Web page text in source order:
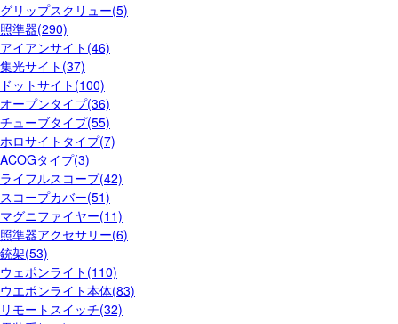
グリップスクリュー(5)
照準器(290)
アイアンサイト(46)
集光サイト(37)
ドットサイト(100)
オープンタイプ(36)
チューブタイプ(55)
ホロサイトタイプ(7)
ACOGタイプ(3)
ライフルスコープ(42)
スコープカバー(51)
マグニファイヤー(11)
照準器アクセサリー(6)
銃架(53)
ウェポンライト(110)
ウエポンライト本体(83)
リモートスイッチ(32)